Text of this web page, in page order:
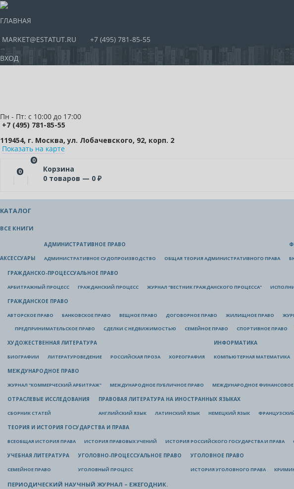
ГЛАВНАЯ
MARKET@ESTATUT.RU
+7 (495) 781-85-55
ВХОД
Пн - Пт: с 10:00 до 17:00
+7 (495) 781-85-55
119454, г. Москва, ул. Лобачевского, 92, корп. 2
Показать на карте
0
0
Корзина
0 товаров — 0 ₽
КАТАЛОГ
ВСЕ КНИГИ
АКСЕССУАРЫ
АДМИНИСТРАТИВНОЕ ПРАВО
АДМИНИСТРАТИВНОЕ СУДОПРОИЗВОДСТВО ОБЩАЯ ТЕОРИЯ АДМИНИСТРАТИВНОГО ПРАВА
ГРАЖДАНСКО-ПРОЦЕССУАЛЬНОЕ ПРАВО
АРБИТРАЖНЫЙ ПРОЦЕСС ГРАЖДАНСКИЙ ПРОЦЕСС ЖУРНАЛ "ВЕСТНИК ГРАЖДАНСКОГО ПРОЦЕССА"
ГРАЖДАНСКОЕ ПРАВО
АВТОРСКОЕ ПРАВО БАНКОВСКОЕ ПРАВО ВЕЩНОЕ ПРАВО ДОГОВОРНОЕ ПРАВО ЖИЛИЩНОЕ ПРАВО
ПРЕДПРИНИМАТЕЛЬСКОЕ ПРАВО СДЕЛКИ С НЕДВИЖИМОСТЬЮ СЕМЕЙНОЕ ПРАВО СПОРТИВНОЕ ПРАВО
ХУДОЖЕСТВЕННАЯ ЛИТЕРАТУРА
БИОГРАФИИ ЛИТЕРАТУРОВЕДЕНИЕ РОССИЙСКАЯ ПРОЗА ХОРЕОГРАФИЯ
ИНФОРМАТИКА
КОМПЬЮТЕРНАЯ МАТЕМАТИКА
МЕЖДУНАРОДНОЕ ПРАВО
ЖУРНАЛ "КОММЕРЧЕСКИЙ АРБИТРАЖ" МЕЖДУНАРОДНОЕ ПУБЛИЧНОЕ ПРАВО МЕЖДУНАРОДНОЕ ФИНАНСОВОЕ
ОТРАСЛЕВЫЕ ИССЛЕДОВАНИЯ
СБОРНИК СТАТЕЙ
ПРАВОВАЯ ЛИТЕРАТУРА НА ИНОСТРАННЫХ ЯЗЫКАХ
АНГЛИЙСКИЙ ЯЗЫК ЛАТИНСКИЙ ЯЗЫК НЕМЕЦКИЙ ЯЗЫК
ТЕОРИЯ И ИСТОРИЯ ГОСУДАРСТВА И ПРАВА
ВСЕОБЩАЯ ИСТОРИЯ ПРАВА ИСТОРИЯ ПРАВОВЫХ УЧЕНИЙ ИСТОРИЯ РОССИЙСКОГО ГОСУДАРСТВА И ПРАВА
УЧЕБНАЯ ЛИТЕРАТУРА
СЕМЕЙНОЕ ПРАВО
УГОЛОВНО-ПРОЦЕССУАЛЬНОЕ ПРАВО
УГОЛОВНЫЙ ПРОЦЕСС
УГОЛОВНОЕ ПРАВО
ИСТОРИЯ УГОЛОВНОГО ПРАВА
ПЕРИОДИЧЕСКИЙ НАУЧНЫЙ ЖУРНАЛ – ЕЖЕГОДНИК.